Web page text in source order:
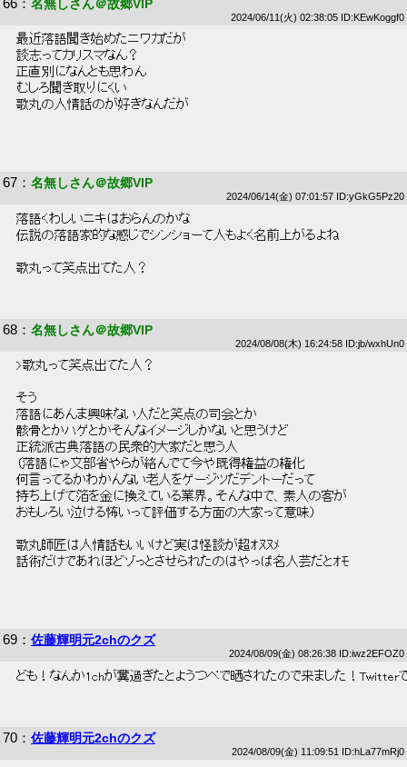
名無しさん＠故郷VIP
2024/06/11(火) 02:38:05 ID:KEwKoggf0
最近落語聞き始めたニワカだが
談志ってカリスマなん？
正直別になんとも思わん
むしろ聞き取りにくい
歌丸の人情話のが好きなんだが
67 ： 名無しさん＠故郷VIP
2024/06/14(金) 07:01:57 ID:yGkG5Pz20
落語くわしいニキはおらんのかな
伝説の落語家的な感じでシンショーて人もよく名前上がるよね
歌丸って笑点出てた人？
68 ： 名無しさん＠故郷VIP
2024/08/08(木) 16:24:58 ID:jb/wxhUn0
>歌丸って笑点出てた人？
そう
落語にあんま興味ない人だと笑点の司会とか
骸骨とかハゲとかそんなイメージしかないと思うけど
正統派古典落語の民衆的大家だと思う人
（落語にゃ文部省やらが絡んでて今や既得権益の権化
何言ってるかわかんない老人をゲージツだデントーだって
持ち上げて箔を金に換えている業界。そんな中で、素人の客が
おもしろい泣ける怖いって評価する方面の大家って意味）
歌丸師匠は人情話もいいけど実は怪談が超ｵﾇﾇﾒ
話術だけであれほどゾっとさせられたのはやっぱ名人芸だとｵﾓ
69 ： 佐藤輝明元2chのクズ
2024/08/09(金) 08:26:38 ID:iwz2EFOZ0
ども！なんか1chが糞過ぎたとようつべで晒されたので来ました！Twitter
70 ： 佐藤輝明元2chのクズ
2024/08/09(金) 11:09:51 ID:hLa77mRj0